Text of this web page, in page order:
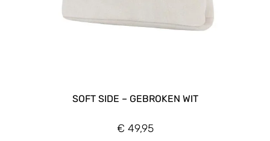
SOFT SIDE – GEBROKEN WIT
€ 49,95